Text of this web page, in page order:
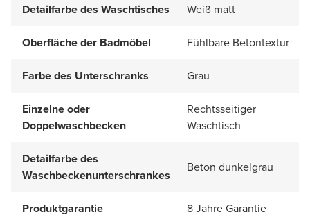
Detailfarbe des Waschtisches
Weiß matt
Oberfläche der Badmöbel Fühlbare Betontextur
Farbe des Unterschranks Grau
Einzelne oder
Doppelwaschbecken
Rechtsseitiger
Waschtisch
Detailfarbe des
Waschbeckenunterschrankes
Beton dunkelgrau
Produktgarantie 8 Jahre Garantie